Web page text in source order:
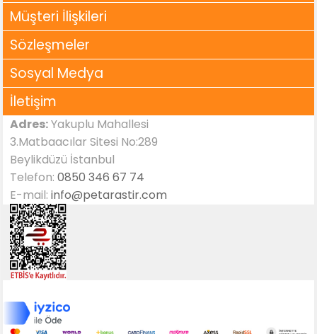
Müşteri İlişkileri
Sözleşmeler
Sosyal Medya
İletişim
Adres:Yakuplu Mahallesi
3.Matbaacılar Sitesi No:289
Beylikdüzü İstanbul
Telefon:0850 346 67 74
E-mail:info@petarastir.com